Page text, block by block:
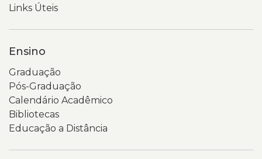
Links Úteis
Ensino
Graduação
Pós-Graduação
Calendário Acadêmico
Bibliotecas
Educação a Distância